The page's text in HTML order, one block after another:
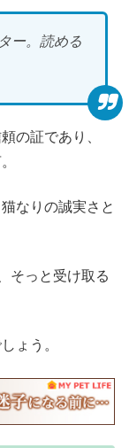
ー。読める
の証であり、
なりの誠実さと
そっと受け取る
ょう。